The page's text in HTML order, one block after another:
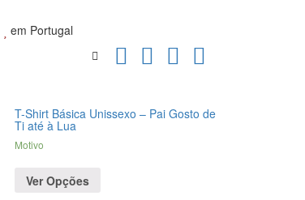
em Portugal
T-Shirt Básica Unissexo – Pai Gosto de
Ti até à Lua
Motivo
Ver Opções